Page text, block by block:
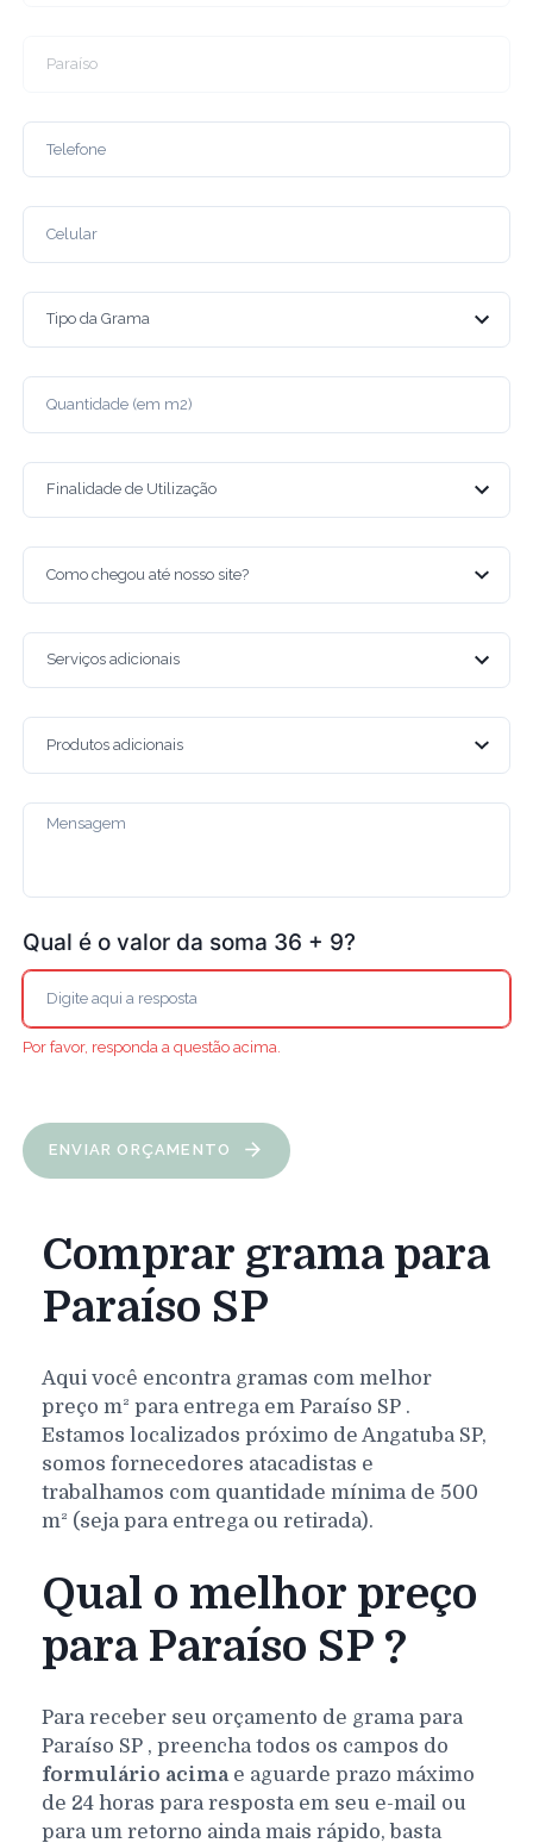
Qual é o valor da soma 36 + 9?
Por favor, responda a questão acima.
ENVIAR ORÇAMENTO
Comprar grama para
Paraíso SP
Aqui você encontra gramas com melhor
preço m² para entrega em Paraíso SP .
Estamos localizados próximo de Angatuba SP,
somos fornecedores atacadistas e
trabalhamos com quantidade mínima de 500
m² (seja para entrega ou retirada).
Qual o melhor preço
para Paraíso SP ?
Para receber seu orçamento de grama para
Paraíso SP , preencha todos os campos do
formulário acima e aguarde prazo máximo
de 24 horas para resposta em seu e-mail ou
para um retorno ainda mais rápido, basta